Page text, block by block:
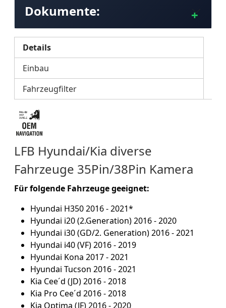
Dokumente:
Details
Einbau
Fahrzeugfilter
LFB Hyundai/Kia diverse
Fahrzeuge 35Pin/38Pin Kamera
Für folgende Fahrzeuge geeignet:
Hyundai H350 2016 - 2021*
Hyundai i20 (2.Generation) 2016 - 2020
Hyundai i30 (GD/2. Generation) 2016 - 2021
Hyundai i40 (VF) 2016 - 2019
Hyundai Kona 2017 - 2021
Hyundai Tucson 2016 - 2021
Kia Cee´d (JD) 2016 - 2018
Kia Pro Cee´d 2016 - 2018
Kia Optima (JF) 2016 - 2020